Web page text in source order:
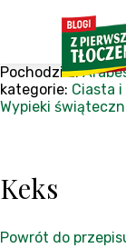
Pochodzi z:
kategorie: Ciasta
Wypieki
Keks
Powrót do